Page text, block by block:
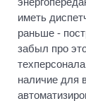
иметь
раньше -
забыл про
наличие для